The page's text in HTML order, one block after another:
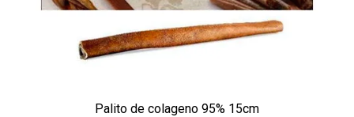
Palito de colageno 95% 15cm